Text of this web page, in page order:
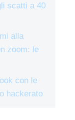
scatti a 40
alla
zoom: le
con le
hackerato